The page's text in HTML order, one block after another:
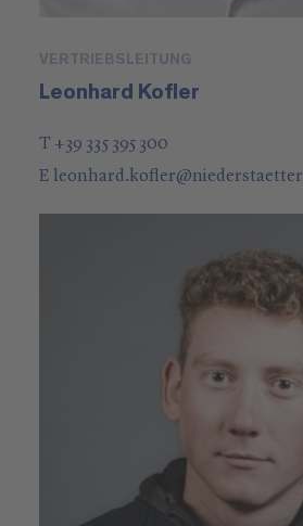
VERTRIEBSLEITUNG
Leonhard Kofler
T +39 335 395 300
E leonhard.kofler@niederstaetter